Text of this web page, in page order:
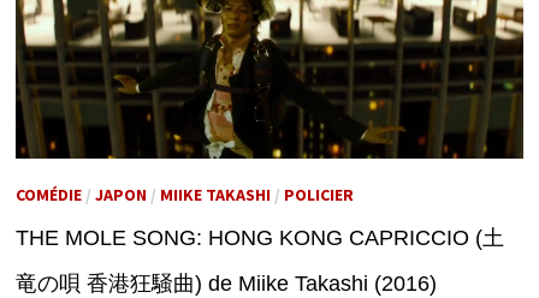
COMÉDIE/ JAPON/ MIIKE TAKASHI/ POLICIER
THE MOLE SONG: HONG KONG CAPRICCIO (土
竜の唄 香港狂騒曲) de Miike Takashi (2016)